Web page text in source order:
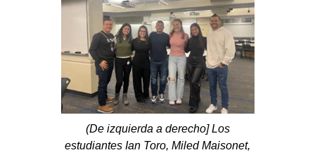
(De izquierda a derecho] Los
estudiantes Ian Toro, Miled Maisonet,